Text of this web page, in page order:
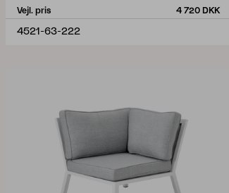
Vejl. pris 4 720 DKK
4521-63-222